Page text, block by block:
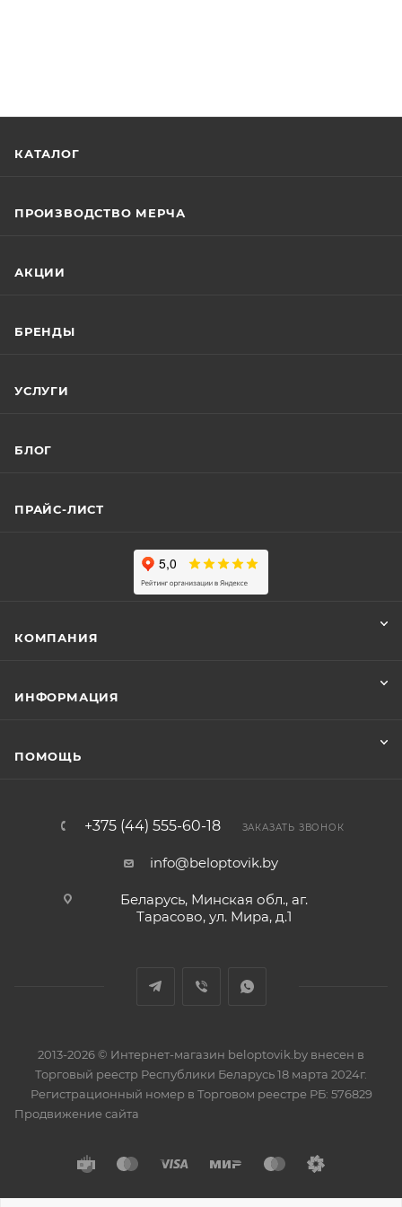
КАТАЛОГ
ПРОИЗВОДСТВО МЕРЧА
АКЦИИ
БРЕНДЫ
УСЛУГИ
БЛОГ
ПРАЙС-ЛИСТ
КОМПАНИЯ
ИНФОРМАЦИЯ
ПОМОЩЬ
+375 (44) 555-60-18 ЗАКАЗАТЬ ЗВОНОК
info@beloptovik.by
Беларусь, Минская обл., аг.
Тарасово, ул. Мира, д.1
2013-2026 © Интернет-магазин beloptovik.by внесен в
Торговый реестр Республики Беларусь 18 марта 2024г.
Регистрационный номер в Торговом реестре РБ: 576829
Продвижение сайта